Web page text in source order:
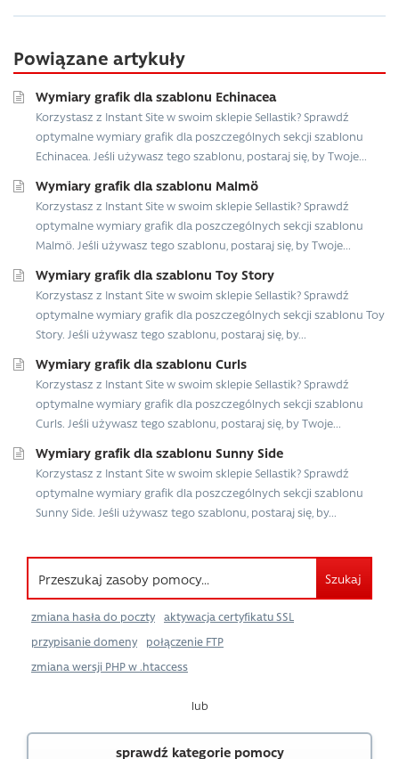
Powiązane artykuły
Wymiary grafik dla szablonu Echinacea
Korzystasz z Instant Site w swoim sklepie Sellastik? Sprawdź
optymalne wymiary grafik dla poszczególnych sekcji szablonu
Echinacea. Jeśli używasz tego szablonu, postaraj się, by Twoje...
Wymiary grafik dla szablonu Malmö
Korzystasz z Instant Site w swoim sklepie Sellastik? Sprawdź
optymalne wymiary grafik dla poszczególnych sekcji szablonu
Malmö. Jeśli używasz tego szablonu, postaraj się, by Twoje...
Wymiary grafik dla szablonu Toy Story
Korzystasz z Instant Site w swoim sklepie Sellastik? Sprawdź
optymalne wymiary grafik dla poszczególnych sekcji szablonu Toy
Story. Jeśli używasz tego szablonu, postaraj się, by...
Wymiary grafik dla szablonu Curls
Korzystasz z Instant Site w swoim sklepie Sellastik? Sprawdź
optymalne wymiary grafik dla poszczególnych sekcji szablonu
Curls. Jeśli używasz tego szablonu, postaraj się, by Twoje...
Wymiary grafik dla szablonu Sunny Side
Korzystasz z Instant Site w swoim sklepie Sellastik? Sprawdź
optymalne wymiary grafik dla poszczególnych sekcji szablonu
Sunny Side. Jeśli używasz tego szablonu, postaraj się, by...
Szukaj
zmiana hasła do poczty
aktywacja certyfikatu SSL
przypisanie domeny
połączenie FTP
zmiana wersji PHP w .htaccess
lub
sprawdź kategorie pomocy